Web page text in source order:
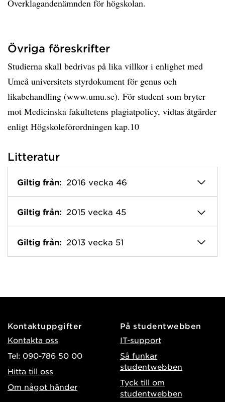
Överklagandenämnden för högskolan.
Övriga föreskrifter
Studierna skall bedrivas på lika villkor i enlighet med
Umeå universitets styrdokument för genus och
likabehandling (www.umu.se). För student som bryter
mot Medicinska fakultetens plagiatpolicy, vidtas åtgärder
enligt Högskoleförordningen kap.10
Litteratur
Giltig från: 2016 vecka 46
Giltig från: 2015 vecka 45
Giltig från: 2013 vecka 51
Kontaktuppgifter
Kontakta oss
Tel: 090-786 50 00
Hitta till oss
Om något händer
På studentwebben
IT-support
Så funkar
studentwebben
Tyck till om
studentwebben